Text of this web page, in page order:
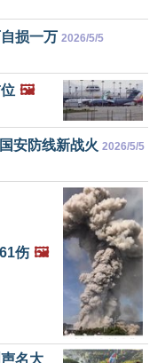
损一万 2026/5/5
🖼️
安防线新战火 2026/5/5
伤 🖼️
名大